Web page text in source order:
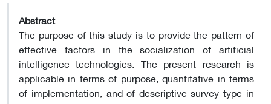
Abstract
The purpose of this study is to provide the pattern of
effective factors in the socialization of artificial
intelligence technologies. The present research is
applicable in terms of purpose, quantitative in terms
of implementation, and of descriptive-survey type in